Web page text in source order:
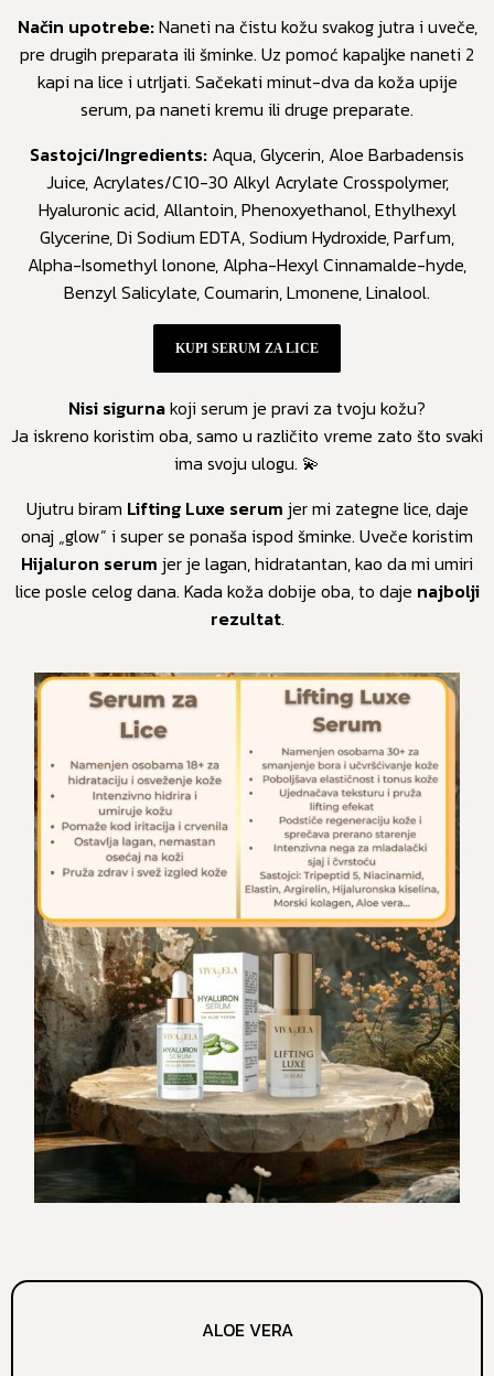
Način upotrebe:Naneti na čistu kožu svakog jutra i uveče,
pre drugih preparata ili šminke. Uz pomoć kapaljke naneti 2
kapi na lice i utrljati. Sačekati minut-dva da koža upije
serum, pa naneti kremu ili druge preparate.
Sastojci/Ingredients: Aqua, Glycerin, Aloe Barbadensis
Juice, Acrylates/C10-30 Alkyl Acrylate Crosspolymer,
Hyaluronic acid, Allantoin, Phenoxyethanol, Ethylhexyl
Glycerine, Di Sodium EDTA, Sodium Hydroxide, Parfum,
Alpha-Isomethyl lonone, Alpha-Hexyl Cinnamalde-hyde,
Benzyl Salicylate, Coumarin, Lmonene, Linalool.
KUPI SERUM ZA LICE
Nisi sigurnakoji serum je pravi za tvoju kožu?
Ja iskreno koristim oba, samo u različito vreme zato što svaki
ima svoju ulogu. 💫
Ujutru biram Lifting Luxe serum jer mi zategne lice, daje
onaj „glow” i super se ponaša ispod šminke. Uveče koristim
Hijaluron serum jer je lagan, hidratantan, kao da mi umiri
lice posle celog dana. Kada koža dobije oba, to daje najbolji
rezultat.
ALOE VERA